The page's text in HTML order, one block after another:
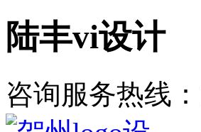
陆丰vi设计
咨询服务热线：